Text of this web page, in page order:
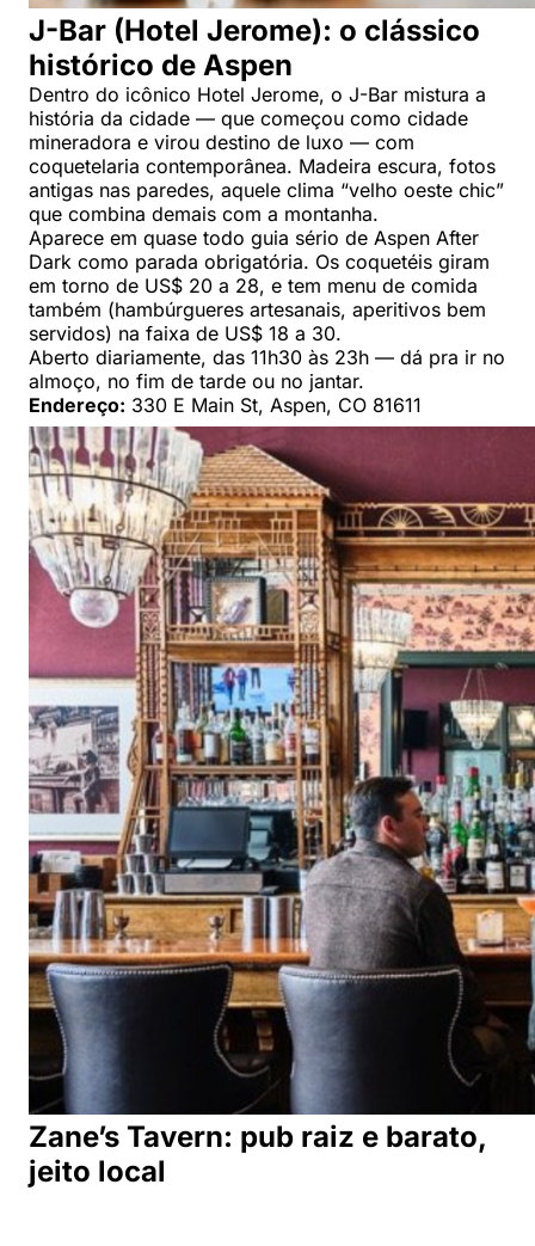
J-Bar (Hotel Jerome): o clássico
histórico de Aspen
Dentro do icônico Hotel Jerome, o J-Bar mistura a
história da cidade — que começou como cidade
mineradora e virou destino de luxo — com
coquetelaria contemporânea. Madeira escura, fotos
antigas nas paredes, aquele clima “velho oeste chic”
que combina demais com a montanha.
Aparece em quase todo guia sério de Aspen After
Dark como parada obrigatória. Os coquetéis giram
em torno de US$ 20 a 28, e tem menu de comida
também (hambúrgueres artesanais, aperitivos bem
servidos) na faixa de US$ 18 a 30.
Aberto diariamente, das 11h30 às 23h — dá pra ir no
almoço, no fim de tarde ou no jantar.
Endereço: 330 E Main St, Aspen, CO 81611
Zane’s Tavern: pub raiz e barato,
jeito local